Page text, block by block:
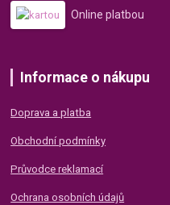
Online platbou
Informace o nákupu
Doprava a platba
Obchodní podmínky
Průvodce reklamací
Ochrana osobních údajů